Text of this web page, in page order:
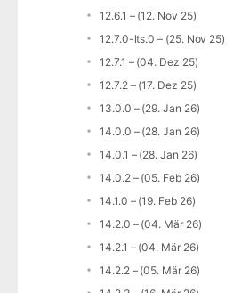
12.6.1 – (12. Nov 25)
12.7.0-lts.0 – (25. Nov 25)
12.7.1 – (04. Dez 25)
12.7.2 – (17. Dez 25)
13.0.0 – (29. Jan 26)
14.0.0 – (28. Jan 26)
14.0.1 – (28. Jan 26)
14.0.2 – (05. Feb 26)
14.1.0 – (19. Feb 26)
14.2.0 – (04. Mär 26)
14.2.1 – (04. Mär 26)
14.2.2 – (05. Mär 26)